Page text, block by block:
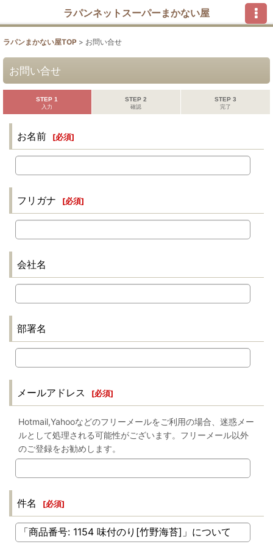
ラパンネットスーパーまかない屋
ラパンまかない屋TOP > お問い合せ
お問い合せ
STEP 1
入力
STEP 2
確認
STEP 3
完了
お名前 [必須]
フリガナ [必須]
会社名
部署名
メールアドレス [必須]
Hotmail,Yahooなどのフリーメールをご利用の場合、迷惑メー
ルとして処理される可能性がございます。フリーメール以外
のご登録をお勧めします。
件名 [必須]